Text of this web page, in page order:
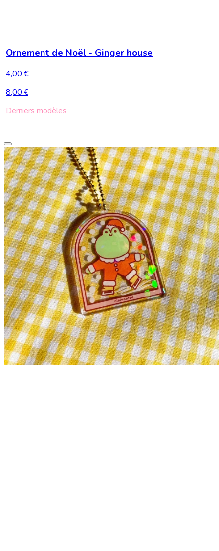
Ornement de Noël - Ginger house
4,00 €
8,00 €
Derniers modèles